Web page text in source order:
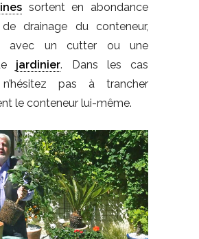
sortent en abondance
drainage du conteneur,
avec un cutter ou une
jardinier. Dans les cas
n’hésitez pas à trancher
le conteneur lui-même.